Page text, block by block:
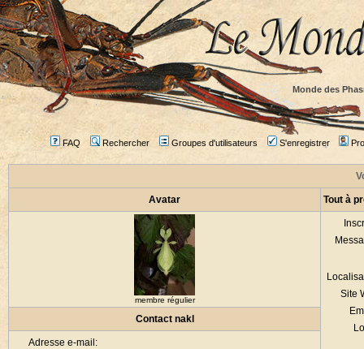
Monde des
FAQ Rechercher Groupes d'utilisateurs S'enregistrer
Avatar Tout à
membre régulier
Site
Contact nakl
Adresse e-mail: